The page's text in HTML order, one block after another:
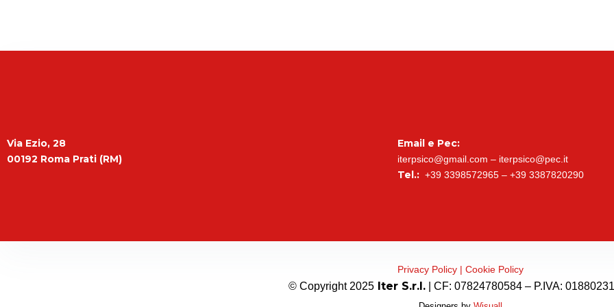
Via Ezio, 28
00192 Roma Prati (RM)
Email e Pec:
iterpsico@gmail.com – iterpsico@pec.it
Tel.: +39 3398572965 – +39 3387820290
Privacy Policy | Cookie Policy
© Copyright 2025Iter S.r.l.| CF: 07824780584 – P.IVA: